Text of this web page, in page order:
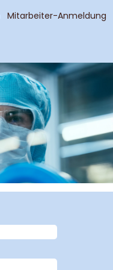
Mitarbeiter-Anmeldung